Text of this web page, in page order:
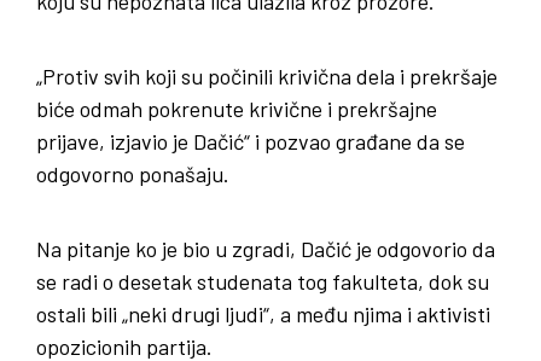
„Protiv svih koji su počinili krivična dela i prekršaje
biće odmah pokrenute krivične i prekršajne
prijave, izjavio je Dačić“ i pozvao građane da se
odgovorno ponašaju.
Na pitanje ko je bio u zgradi, Dačić je odgovorio da
se radi o desetak studenata tog fakulteta, dok su
ostali bili „neki drugi ljudi“, a među njima i aktivisti
opozicionih partija.